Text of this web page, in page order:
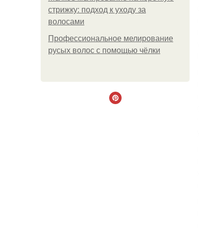
стрижку: подход к уходу за
волосами
Профессиональное мелирование
русых волос с помощью чёлки